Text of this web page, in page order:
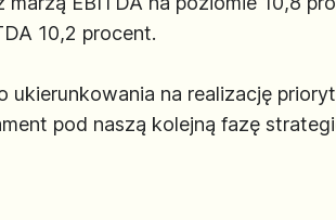
10,2 procent.
ukierunkowania na realizację
pod naszą kolejną fazę